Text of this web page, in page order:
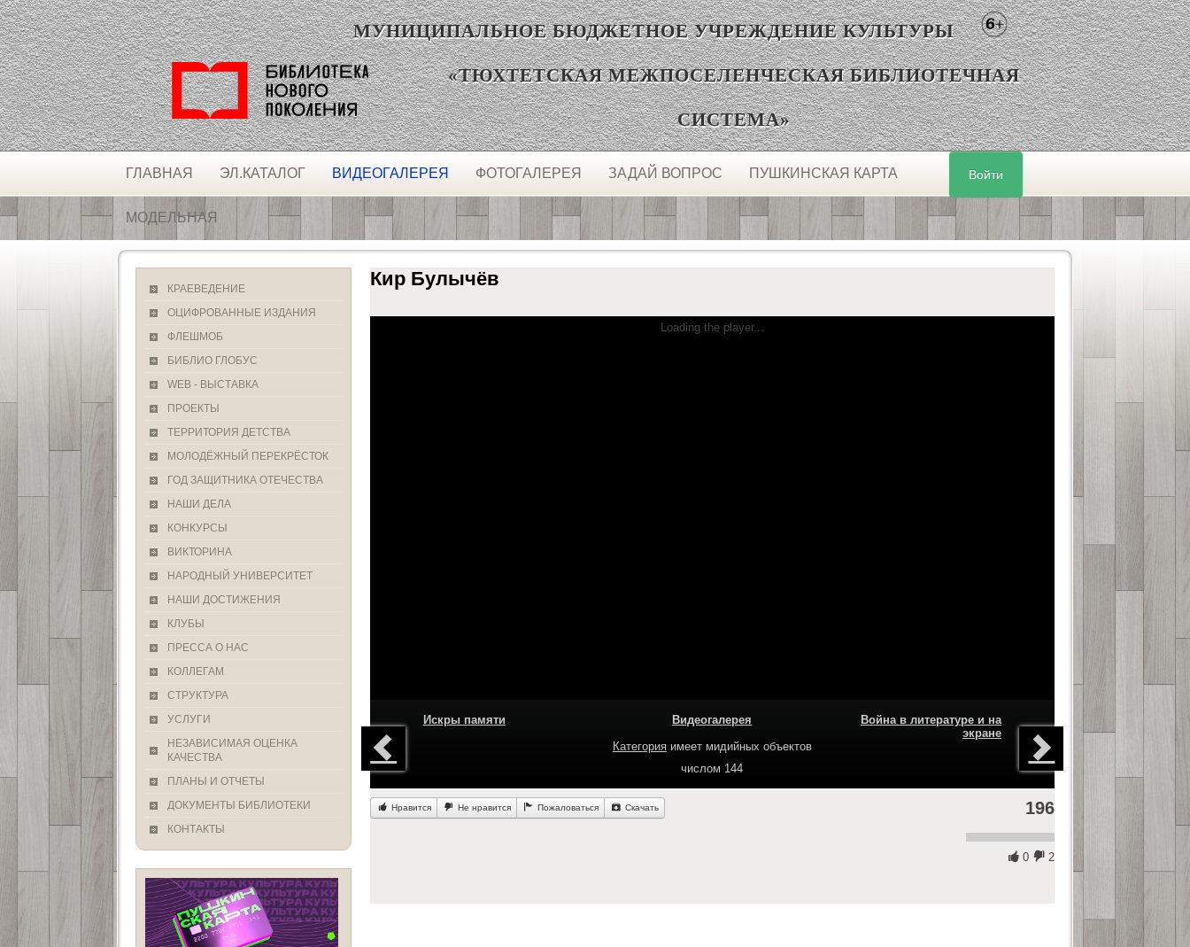
МУНИЦИПАЛЬНОЕ БЮДЖЕТНОЕ УЧРЕЖДЕНИЕ КУЛЬТУРЫ
«ТЮХТЕТСКАЯ МЕЖПОСЕЛЕНЧЕСКАЯ БИБЛИОТЕЧНАЯ
СИСТЕМА»
ГЛАВНАЯ ЭЛ.КАТАЛОГ ВИДЕОГАЛЕРЕЯ ФОТОГАЛЕРЕЯ ЗАДАЙ ВОПРОС ПУШКИНСКАЯ КАРТА
МОДЕЛЬНАЯ
Войти
КРАЕВЕДЕНИЕ
ОЦИФРОВАННЫЕ ИЗДАНИЯ
ФЛЕШМОБ
БИБЛИО ГЛОБУС
WEB - ВЫСТАВКА
ПРОЕКТЫ
ТЕРРИТОРИЯ ДЕТСТВА
МОЛОДЁЖНЫЙ ПЕРЕКРЁСТОК
ГОД ЗАЩИТНИКА ОТЕЧЕСТВА
НАШИ ДЕЛА
КОНКУРСЫ
ВИКТОРИНА
НАРОДНЫЙ УНИВЕРСИТЕТ
НАШИ ДОСТИЖЕНИЯ
КЛУБЫ
ПРЕССА О НАС
КОЛЛЕГАМ
СТРУКТУРА
УСЛУГИ
НЕЗАВИСИМАЯ ОЦЕНКА
КАЧЕСТВА
ПЛАНЫ И ОТЧЕТЫ
ДОКУМЕНТЫ БИБЛИОТЕКИ
КОНТАКТЫ
Кир Булычёв
Loading the player...
Искры памяти
Видеогалерея
Категорияимеет мидийных объектов
числом 144
Война в литературе и на
экране
Нравится Не нравится Пожаловаться Скачать 196
0 2